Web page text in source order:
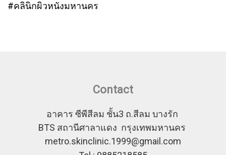
#คลินิกผิวหนังมหานคร
Contact
อาคาร ซีพีสีลม ชั้น3 ถ.สีลม บางรัก
BTS สถานีศาลาแดง กรุงเทพมหานคร
metro.skinclinic.1999@gmail.com